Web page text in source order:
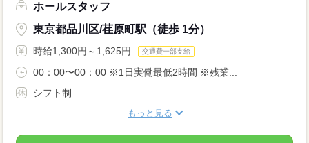
ホールスタッフ
東京都品川区/荏原町駅（徒歩 1分）
時給1,300円～1,625円 交通費一部支給
00：00〜00：00 ※1日実働最低2時間 ※残業...
シフト制
もっと見る